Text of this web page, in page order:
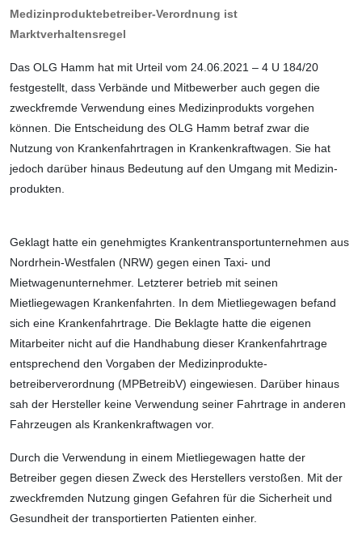
Medizinproduktebetreiber-Verordnung ist
Marktverhaltensregel
Das OLG Hamm hat mit Urteil vom 24.06.2021 – 4 U 184/20
festgestellt, dass Verbände und Mitbewerber auch gegen die
zweckfremde Verwendung eines Medizin­produkts vorgehen
können. Die Entschei­dung des OLG Hamm betraf zwar die
Nutzung von Krankenfahrtragen in Kranken­kraftwagen. Sie hat
jedoch darüber hinaus Bedeutung auf den Umgang mit Medizin­
produkten.
Geklagt hatte ein genehmigtes Kranken­transportunternehmen aus
Nordrhein-Westfalen (NRW) gegen einen Taxi- und
Mietwagenunternehmer. Letzterer betrieb mit seinen
Mietliegewagen Krankenfahrten. In dem Mietliegewagen befand
sich eine Krankenfahrtrage. Die Beklagte hatte die eigenen
Mitarbeiter nicht auf die Hand­habung dieser Krankenfahrtrage
entsprechend den Vorgaben der Medizinprodukte­
betreiberverordnung (MPBetreibV) ein­gewiesen. Darüber hinaus
sah der Hersteller keine Verwendung seiner Fahr­trage in anderen
Fahrzeugen als Krankenkraftwagen vor.
Durch die Verwendung in einem Miet­liege­wagen hatte der
Betreiber gegen diesen Zweck des Herstellers verstoßen. Mit der
zweckfremden Nutzung gingen Gefahren für die Sicherheit und
Gesundheit der transportierten Patienten einher.